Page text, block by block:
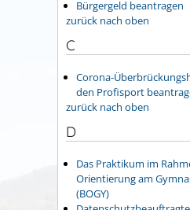
Bürgergeld beantragen
zurück nach oben
C
Corona-
den Profisport
zurück nach oben
D
Das Praktikum im
Orientierung am
(BOGY)